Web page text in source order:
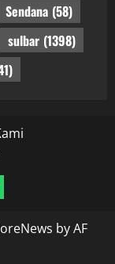
Sendana (58)
sulbar (1398)
by AF